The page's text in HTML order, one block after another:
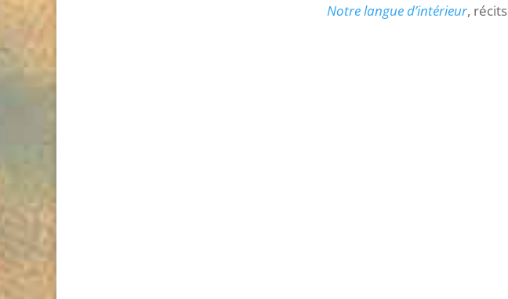
Notre langue d’intérieur, récits